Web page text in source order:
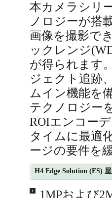
本カメラシリ
ノロジーが搭
画像を撮影で
ックレンジ
が得られます
ジェクト追跡
ムイン機能を
テクノロジー
ROIエンコー
タイムに最適
ージの要件を
H4 Edge Solution (ES)
1MPおよび